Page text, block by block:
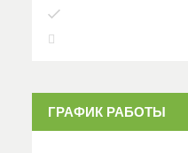
ГРАФИК РАБОТЫ